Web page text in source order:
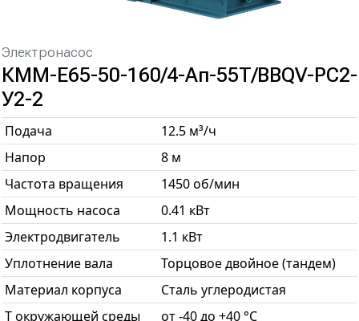
Электронасос
КММ-Е65-50-160/4-Ап-55Т/BBQV-РС2-
У2-2
Подача
12.5 м³/ч
Напор
8 м
Частота вращения
1450 об/мин
Мощность насоса
0.41 кВт
Электродвигатель
1.1 кВт
Уплотнение вала
Торцовое двойное (тандем)
Материал корпуса
Сталь углеродистая
T окружающей среды
от -40 до +40 °С